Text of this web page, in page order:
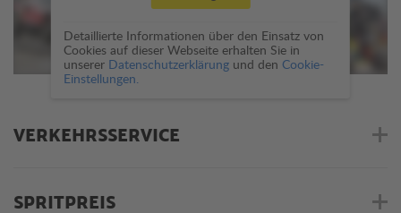
Detaillierte Informationen über den Einsatz von
Cookies auf dieser Webseite erhalten Sie in
unserer Datenschutzerklärungund den Cookie-
Einstellungen.
VERKEHRSSERVICE
SPRITPREIS